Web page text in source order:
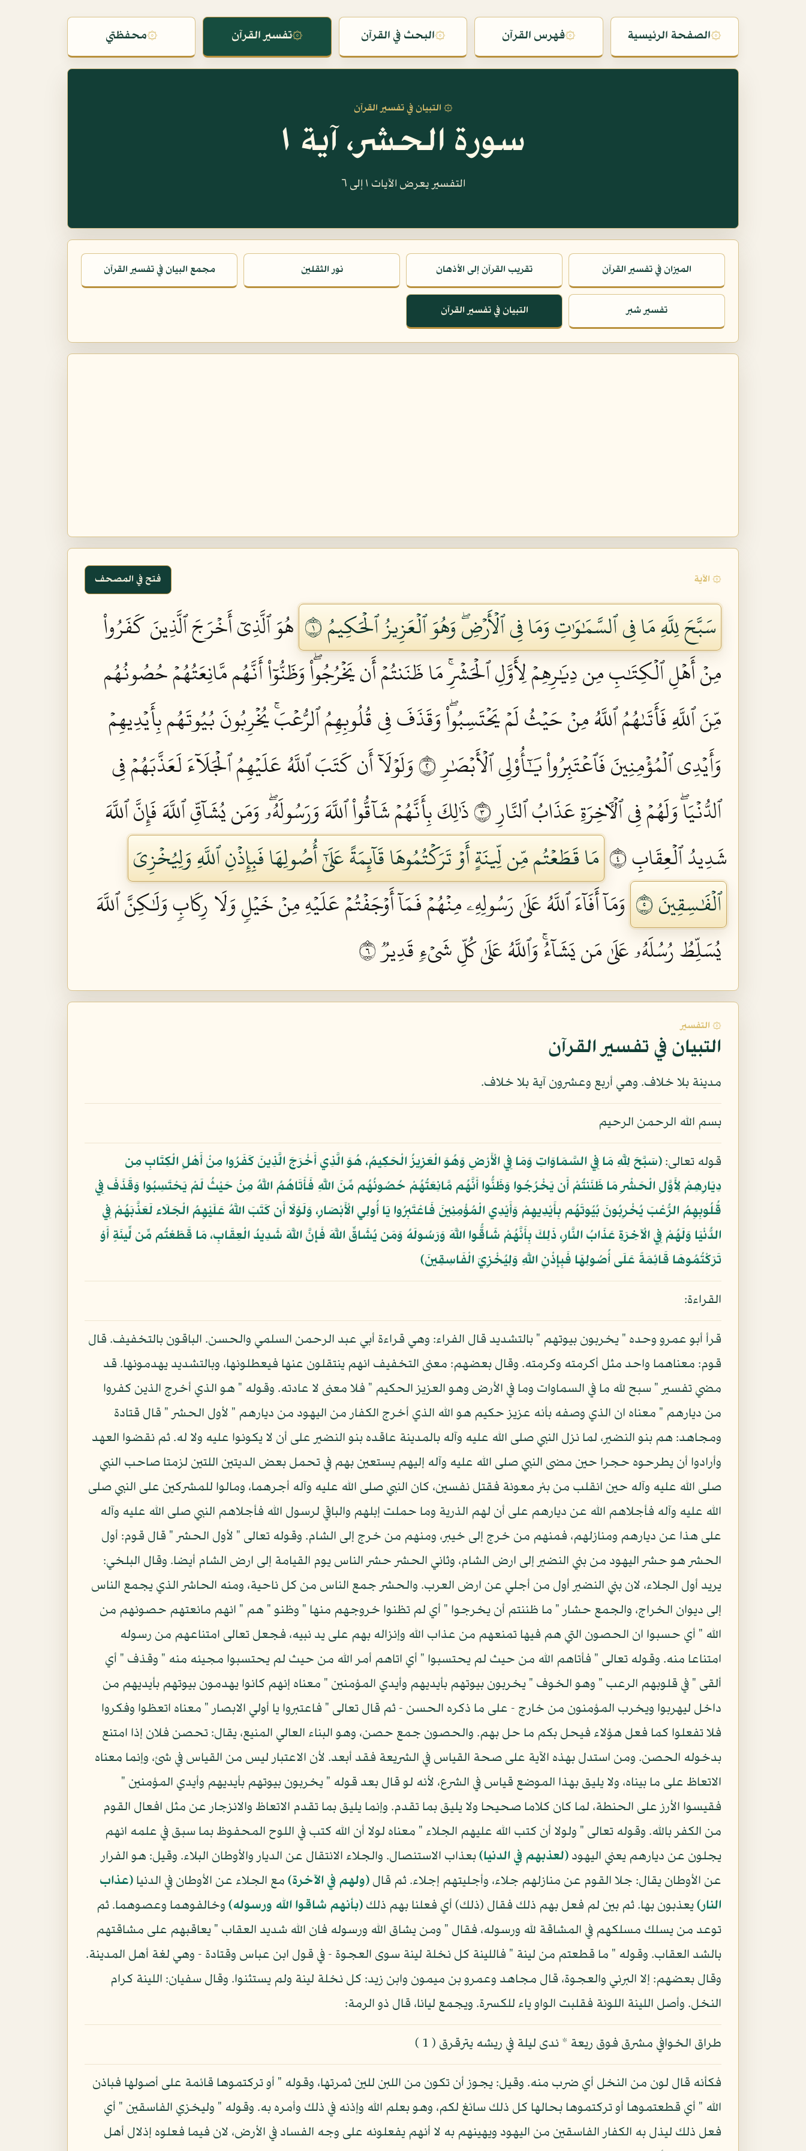
۞الصفحة الرئيسية ۞فهرس القرآن ۞البحث في القرآن ۞تفسير القرآن ۞محفظتي
۞ التبيان في تفسير القرآن
سورة الحشر، آية ١
التفسير يعرض الآيات ١ إلى ٦
الميزان في تفسير القرآن تقريب القرآن إلى الأذهان نور الثقلين مجمع البيان في تفسير القرآن
تفسير شبر التبيان في تفسير القرآن
۞ الآية فتح في المصحف
سَبَّحَ لِلَّهِ مَا فِي ٱلسَّمَٰوَٰتِ وَمَا فِي ٱلۡأَرۡضِۖ وَهُوَ ٱلۡعَزِيزُ ٱلۡحَكِيمُ ١
هُوَ ٱلَّذِيٓ أَخۡرَجَ ٱلَّذِينَ كَفَرُواْ
مِنۡ أَهۡلِ ٱلۡكِتَٰبِ مِن دِيَٰرِهِمۡ لِأَوَّلِ ٱلۡحَشۡرِۚ مَا ظَنَنتُمۡ أَن يَخۡرُجُواْۖ وَظَنُّوٓاْ أَنَّهُم مَّانِعَتُهُمۡ حُصُونُهُم
مِّنَ ٱللَّهِ فَأَتَىٰهُمُ ٱللَّهُ مِنۡ حَيۡثُ لَمۡ يَحۡتَسِبُواْۖ وَقَذَفَ فِي قُلُوبِهِمُ ٱلرُّعۡبَۚ يُخۡرِبُونَ بُيُوتَهُم بِأَيۡدِيهِمۡ
وَأَيۡدِي ٱلۡمُؤۡمِنِينَ فَٱعۡتَبِرُواْ يَٰٓأُوْلِي ٱلۡأَبۡصَٰرِ ٢
وَلَوۡلَآ أَن كَتَبَ ٱللَّهُ عَلَيۡهِمُ ٱلۡجَلَآءَ لَعَذَّبَهُمۡ فِي
ٱلدُّنۡيَاۖ وَلَهُمۡ فِي ٱلۡأٓخِرَةِ عَذَابُ ٱلنَّارِ ٣
ذَٰلِكَ بِأَنَّهُمۡ شَآقُّواْ ٱللَّهَ وَرَسُولَهُۥۖ وَمَن يُشَآقِّ ٱللَّهَ فَإِنَّ ٱللَّهَ
شَدِيدُ ٱلۡعِقَابِ ٤
مَا قَطَعۡتُم مِّن لِّينَةٍ أَوۡ تَرَكۡتُمُوهَا قَآئِمَةً عَلَىٰٓ أُصُولِهَا فَبِإِذۡنِ ٱللَّهِ وَلِيُخۡزِيَ
ٱلۡفَٰسِقِينَ ٥
وَمَآ أَفَآءَ ٱللَّهُ عَلَىٰ رَسُولِهِۦ مِنۡهُمۡ فَمَآ أَوۡجَفۡتُمۡ عَلَيۡهِ مِنۡ خَيۡلٖ وَلَا رِكَابٖ وَلَٰكِنَّ ٱللَّهَ
يُسَلِّطُ رُسُلَهُۥ عَلَىٰ مَن يَشَآءُۚ وَٱللَّهُ عَلَىٰ كُلِّ شَيۡءٖ قَدِيرٞ ٦
۞ التفسير
التبيان في تفسير القرآن
مدينة بلا خلاف. وهي أربع وعشرون آية بلا خلاف.
بسم الله الرحمن الرحيم
قوله تعالى: ﴿سَبَّحَ لِلَّهِ مَا فِي السَّمَاوَاتِ وَمَا فِي الْأَرْضِ وَهُوَ الْعَزِيزُ الْحَكِيمُ، هُوَ الَّذِي أَخْرَجَ الَّذِينَ كَفَرُوا مِنْ أَهْلِ الْكِتَابِ مِن
دِيَارِهِمْ لِأَوَّلِ الْحَشْرِ مَا ظَنَنتُمْ أَن يَخْرُجُوا وَظَنُّوا أَنَّهُم مَّانِعَتُهُمْ حُصُونُهُم مِّنَ اللَّهِ فَأَتَاهُمُ اللَّهُ مِنْ حَيْثُ لَمْ يَحْتَسِبُوا وَقَذَفَ فِي
قُلُوبِهِمُ الرُّعْبَ يُخْرِبُونَ بُيُوتَهُم بِأَيْدِيهِمْ وَأَيْدِي الْمُؤْمِنِينَ فَاعْتَبِرُوا يَا أُولِي الْأَبْصَارِ، وَلَوْلَا أَن كَتَبَ اللَّهُ عَلَيْهِمُ الْجَلَاء لَعَذَّبَهُمْ فِي
الدُّنْيَا وَلَهُمْ فِي الْآخِرَةِ عَذَابُ النَّارِ، ذَلِكَ بِأَنَّهُمْ شَاقُّوا اللَّهَ وَرَسُولَهُ وَمَن يُشَاقِّ اللَّهَ فَإِنَّ اللَّهَ شَدِيدُ الْعِقَابِ، مَا قَطَعْتُم مِّن لِّينَةٍ أَوْ
تَرَكْتُمُوهَا قَائِمَةً عَلَى أُصُولِهَا فَبِإِذْنِ اللَّهِ وَلِيُخْزِيَ الْفَاسِقِينَ﴾
القراءة:
قرأ أبو عمرو وحده " يخربون بيوتهم " بالتشديد قال الفراء: وهي قراءة أبي عبد الرحمن السلمي والحسن. الباقون بالتخفيف. قال
قوم: معناهما واحد مثل أكرمته وكرمته. وقال بعضهم: معنى التخفيف انهم ينتقلون عنها فيعطلونها، وبالتشديد يهدمونها. قد
مضي تفسير " سبح لله ما في السماوات وما في الأرض وهو العزيز الحكيم " فلا معنى لا عادته. وقوله " هو الذي أخرج الذين كفروا
من ديارهم " معناه ان الذي وصفه بأنه عزيز حكيم هو الله الذي أخرج الكفار من اليهود من ديارهم " لأول الحشر " قال قتادة
ومجاهد: هم بنو النضير، لما نزل النبي صلى الله عليه وآله بالمدينة عاقده بنو النضير على أن لا يكونوا عليه ولا له. ثم نقضوا العهد
وأرادوا أن يطرحوه حجرا حين مضى النبي صلى الله عليه وآله إليهم يستعين بهم في تحمل بعض الديتين اللتين لزمتا صاحب النبي
صلى الله عليه وآله حين انقلب من بئر معونة فقتل نفسين، كان النبي صلى الله عليه وآله أجرهما، ومالوا للمشركين على النبي صلى
الله عليه وآله فأجلاهم الله عن ديارهم على أن لهم الذرية وما حملت إبلهم والباقي لرسول الله فأجلاهم النبي صلى الله عليه وآله
على هذا عن ديارهم ومنازلهم، فمنهم من خرج إلى خيبر، ومنهم من خرج إلى الشام. وقوله تعالى " لأول الحشر " قال قوم: أول
الحشر هو حشر اليهود من بني النضير إلى ارض الشام، وثاني الحشر حشر الناس يوم القيامة إلى ارض الشام أيضا. وقال البلخي:
يريد أول الجلاء، لان بني النضير أول من أجلي عن ارض العرب. والحشر جمع الناس من كل ناحية، ومنه الحاشر الذي يجمع الناس
إلى ديوان الخراج، والجمع حشار " ما ظننتم أن يخرجوا " أي لم تظنوا خروجهم منها " وظنو " هم " انهم مانعتهم حصونهم من
الله " أي حسبوا ان الحصون التي هم فيها تمنعهم من عذاب الله وإنزاله بهم على يد نبيه، فجعل تعالى امتناعهم من رسوله
امتناعا منه. وقوله تعالى " فأتاهم الله من حيث لم يحتسبوا " أي اتاهم أمر الله من حيث لم يحتسبوا مجيئه منه " وقذف " أي
ألقى " في قلوبهم الرعب " وهو الخوف " يخربون بيوتهم بأيديهم وأيدي المؤمنين " معناه إنهم كانوا يهدمون بيوتهم بأيديهم من
داخل ليهربوا ويخرب المؤمنون من خارج - على ما ذكره الحسن - ثم قال تعالى " فاعتبروا يا أولي الابصار " معناه اتعظوا وفكروا
فلا تفعلوا كما فعل هؤلاء فيحل بكم ما حل بهم. والحصون جمع حصن، وهو البناء العالي المنيع، يقال: تحصن فلان إذا امتنع
بدخوله الحصن. ومن استدل بهذه الآية على صحة القياس في الشريعة فقد أبعد. لأن الاعتبار ليس من القياس في شئ، وإنما معناه
الاتعاظ على ما بيناه، ولا يليق بهذا الموضع قياس في الشرع، لأنه لو قال بعد قوله " يخربون بيوتهم بأيديهم وأيدي المؤمنين "
فقيسوا الأرز على الحنطة، لما كان كلاما صحيحا ولا يليق بما تقدم. وإنما يليق بما تقدم الاتعاظ والانزجار عن مثل افعال القوم
من الكفر بالله. وقوله تعالى " ولولا أن كتب الله عليهم الجلاء " معناه لولا أن الله كتب في اللوح المحفوظ بما سبق في علمه انهم
يجلون عن ديارهم يعني اليهود (لعذبهم في الدنيا)بعذاب الاستئصال. والجلاء الانتقال عن الديار والأوطان البلاء. وقيل: هو الفرار
عن الأوطان يقال: جلا القوم عن منازلهم جلاء، وأجليتهم إجلاء. ثم قال (ولهم في الآخرة) مع الجلاء عن الأوطان في الدنيا (عذاب
النار)يعذبون بها. ثم بين لم فعل بهم ذلك فقال (ذلك) أي فعلنا بهم ذلك (بأنهم شاقوا الله ورسوله) وخالفوهما وعصوهما. ثم
توعد من يسلك مسلكهم في المشاقة لله ورسوله، فقال " ومن يشاق الله ورسوله فان الله شديد العقاب " يعاقبهم على مشاقتهم
بالشد العقاب. وقوله " ما قطعتم من لينة " فاللينة كل نخلة لينة سوى العجوة - في قول ابن عباس وقتادة - وهي لغة أهل المدينة.
وقال بعضهم: إلا البرني والعجوة، قال مجاهد وعمرو بن ميمون وابن زيد: كل نخلة لينة ولم يستثنوا. وقال سفيان: اللينة كرام
النخل. وأصل اللينة اللونة فقلبت الواو ياء للكسرة. ويجمع ليانا، قال ذو الرمة:
طراق الخوافي مشرق فوق ريعة * ندى ليلة في ريشه يترقرق ( 1 )
فكأنه قال لون من النخل أي ضرب منه. وقيل: يجوز أن تكون من اللبن للين ثمرتها، وقوله " أو تركتموها قائمة على أصولها فباذن
الله " أي قطعتموها أو تركتموها بحالها كل ذلك سائغ لكم، وهو بعلم الله وإذنه في ذلك وأمره به. وقوله " وليخزي الفاسقين " أي
فعل ذلك ليذل به الكفار الفاسقين من اليهود ويهينهم به لا أنهم يفعلونه على وجه الفساد في الأرض، لان فيما فعلوه إذلال أهل